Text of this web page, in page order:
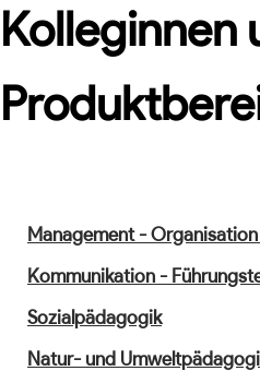
Kolleginnen
Management -
Kommunikation -
Sozialpädagogik
Natur- und